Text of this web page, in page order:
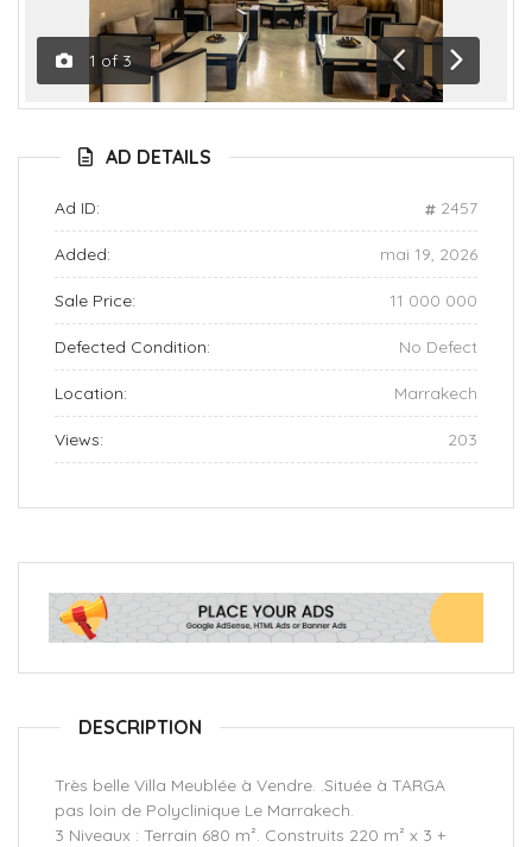
1 of 3
Previous
Next
AD DETAILS
Ad ID: 2457
Added: mai 19, 2026
Sale Price: ‪11 000 000
Defected Condition: No Defect
Location: Marrakech
Views: 203
DESCRIPTION
Très belle Villa Meublée à Vendre. .Située à TARGA
pas loin de Polyclinique Le Marrakech.
3 Niveaux : Terrain 680 m². Construits 220 m² x 3 +